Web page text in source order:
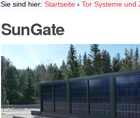
Sie sind hier: Startseite ›Tor Systeme und
SunGate